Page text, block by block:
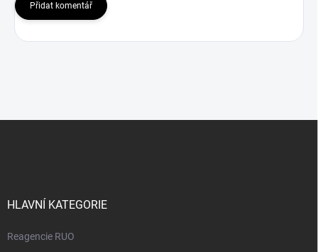
Přidat komentář
HLAVNÍ KATEGORIE
Reagencie RUO